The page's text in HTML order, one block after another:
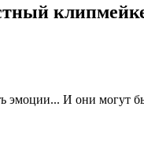
эмоции... И они могут